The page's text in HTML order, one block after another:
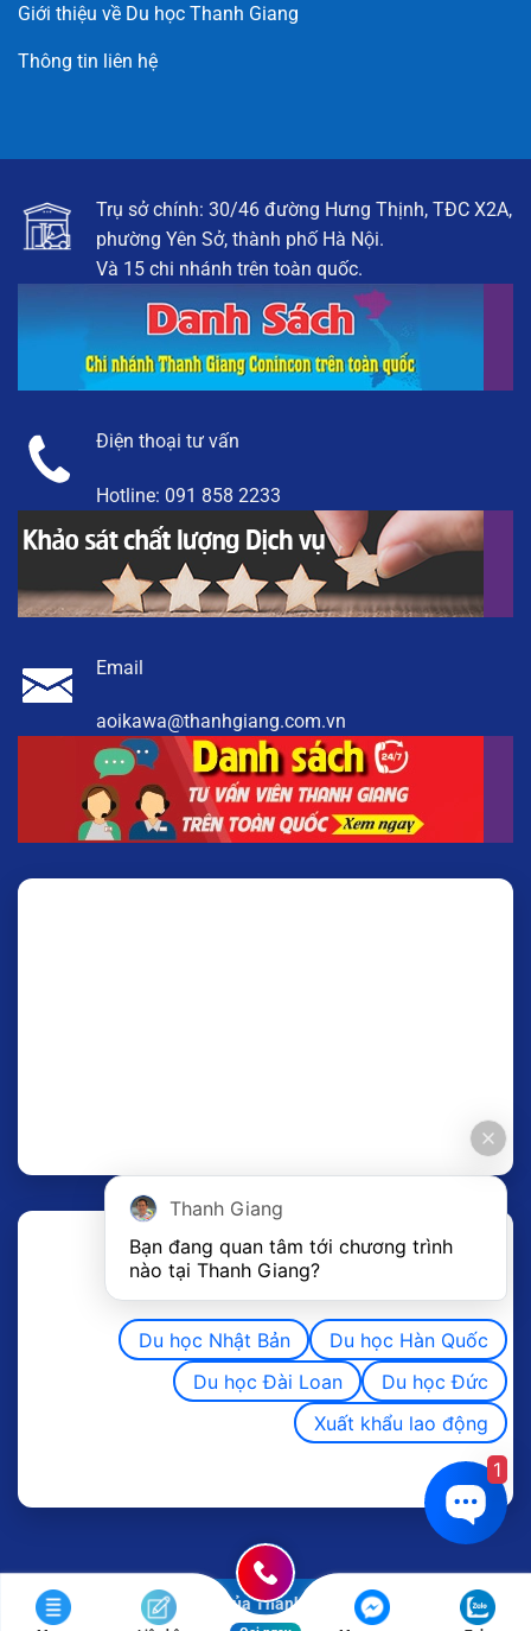
Giới thiệu về Du học Thanh Giang
Thông tin liên hệ
Trụ sở chính: 30/46 đường Hưng Thịnh, TĐC X2A,
phường Yên Sở, thành phố Hà Nội.
Và 15 chi nhánh trên toàn quốc.
Điện thoại tư vấn
Hotline: 091 858 2233
Email
aoikawa@thanhgiang.com.vn
Copyright 2011 ©Website của Thanh Giang liên tục cập nhật nội
Thanh Giang
Bạn đang quan tâm tới chương trình
nào tại Thanh Giang?
Du học Nhật Bản
Du học Hàn Quốc
Du học Đài Loan
Du học Đức
Xuất khẩu lao động
1